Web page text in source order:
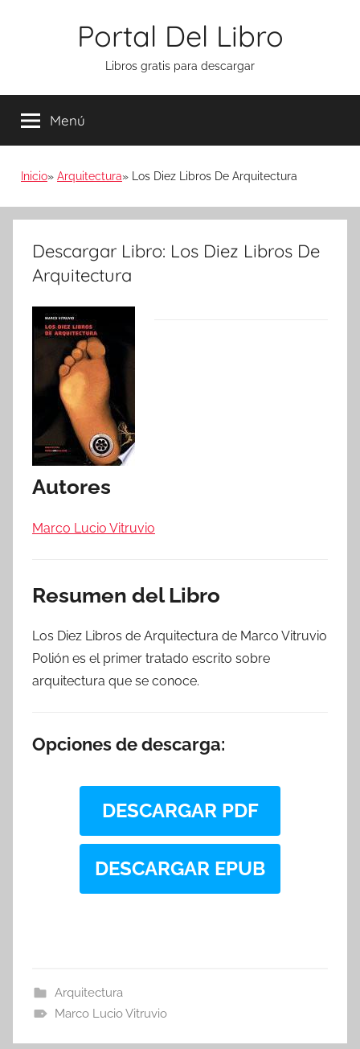
Portal Del Libro
Libros gratis para descargar
Menú
Inicio Arquitectura Los Diez Libros De Arquitectura
Descargar Libro: Los Diez Libros De
Arquitectura
Autores
Marco Lucio Vitruvio
Resumen del Libro
Los Diez Libros de Arquitectura de Marco Vitruvio
Polión es el primer tratado escrito sobre
arquitectura que se conoce.
Opciones de descarga:
DESCARGAR PDF
DESCARGAR EPUB
Arquitectura
Marco Lucio Vitruvio